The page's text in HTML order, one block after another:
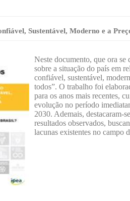
Sustentável, Moderno e a
Neste documento, que ora
sobre a situação do país em
confiável, sustentável,
todos”. O trabalho foi
para os anos mais recentes,
evolução no período
2030. Ademais, destacaram-
resultados observados,
lacunas existentes no campo